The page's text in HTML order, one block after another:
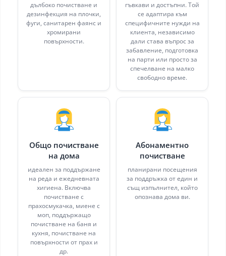
дълбоко почистване и
дезинфекция на плочки,
фуги, санитарен фаянс и
хромирани
повърхности.
гъвкави и достъпни. Той
се адаптира към
специфичните нужди на
клиента, независимо
дали става въпрос за
забавление, подготовка
на парти или просто за
спечелване на малко
свободно време.
Общо почистване
на дома
идеален за поддържане
на реда и ежедневната
хигиена. Включва
почистване с
прахосмукачка, миене с
моп, поддържащо
почистване на баня и
кухня, почистване на
повърхности от прах и
др.
Абонаментно
почистване
планирани посещения
за поддръжка от един и
същ изпълнител, който
опознава дома ви.